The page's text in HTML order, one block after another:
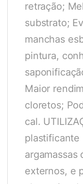
retração;
substrato;
manchas
pintura,
Maior
cloretos;
cal.
plastificante
externos, e